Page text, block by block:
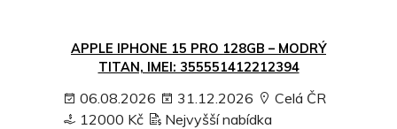
APPLE IPHONE 15 PRO 128GB – MODRÝ
TITAN, IMEI: 355551412212394
06.08.2026 31.12.2026
Celá ČR
12000 Kč
Nejvyšší nabídka